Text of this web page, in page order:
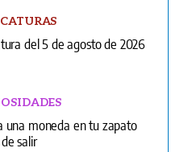
una moneda en tu zapato
de caricaturas sobre Donald